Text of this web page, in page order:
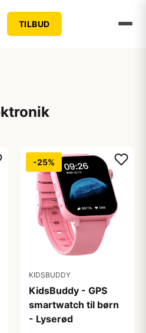
TILBUD
-25%
KIDSBUDDY
KidsBuddy - GPS
smartwatch til børn
- Lyserød